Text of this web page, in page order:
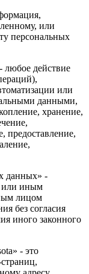
или
персональных
любое действие
или
данными,
хранение,
предоставление,
данных» -
или иным
лицом
без согласия
иного законного
- это